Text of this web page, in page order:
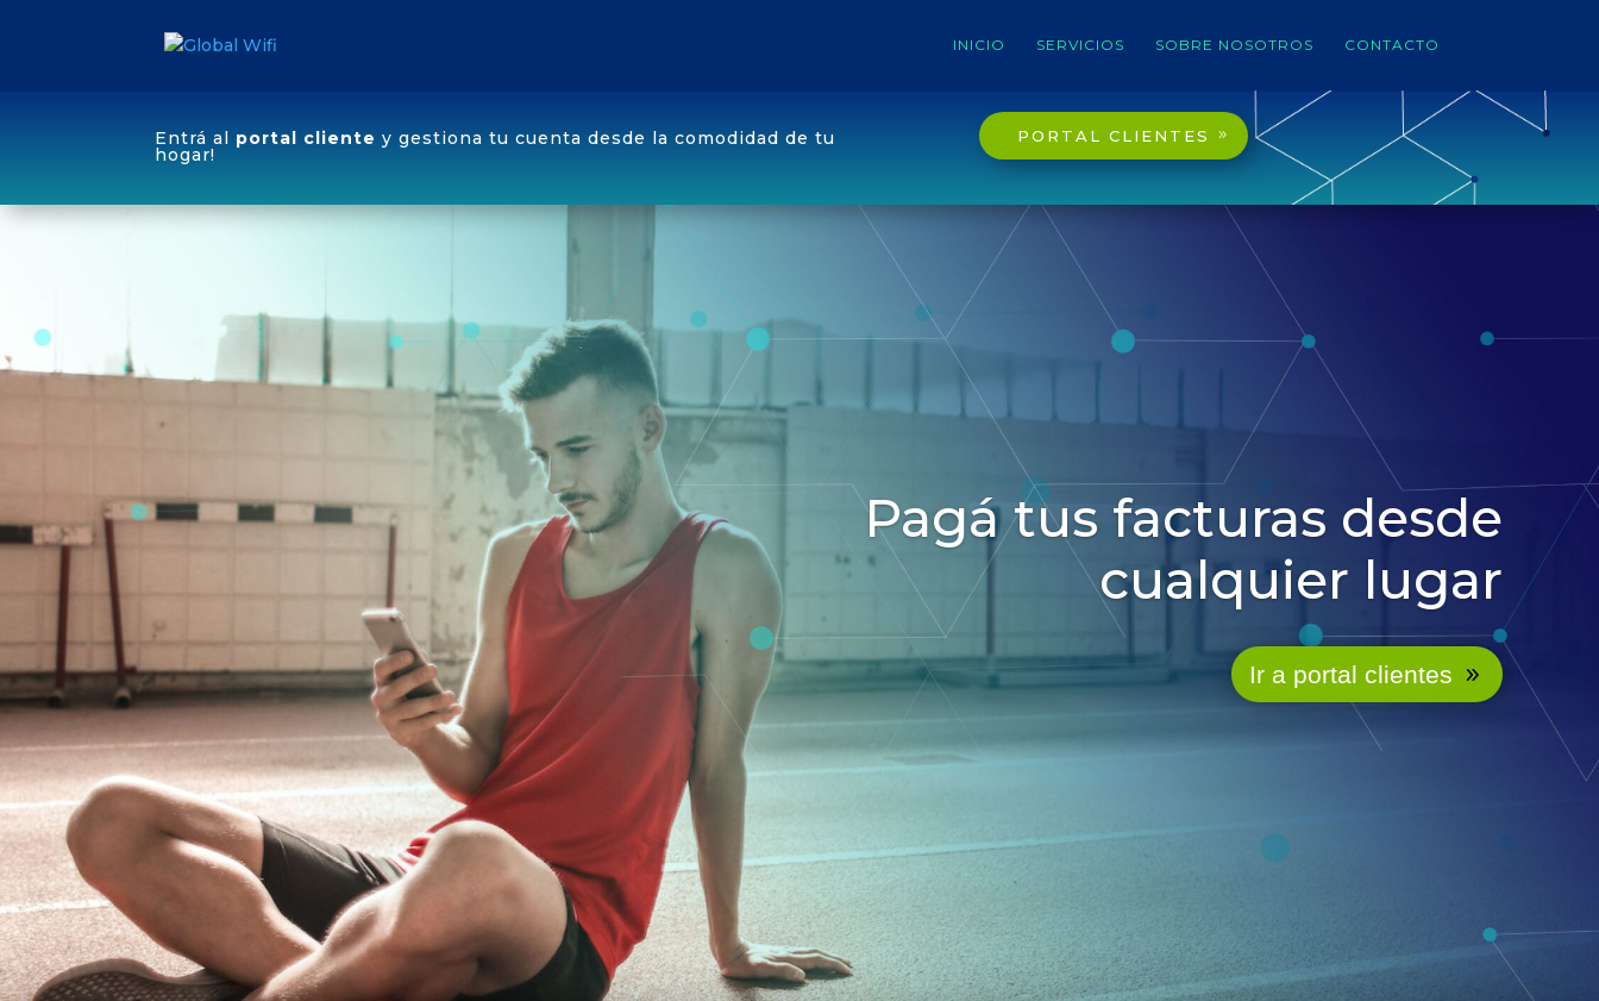
INICIO SERVICIOS SOBRE NOSOTROS CONTACTO
Entrá al portal cliente y gestiona tu cuenta desde la comodidad de tu
hogar!
PORTAL CLIENTES
Pagá tus facturas desde
cualquier lugar
Ir a portal clientes